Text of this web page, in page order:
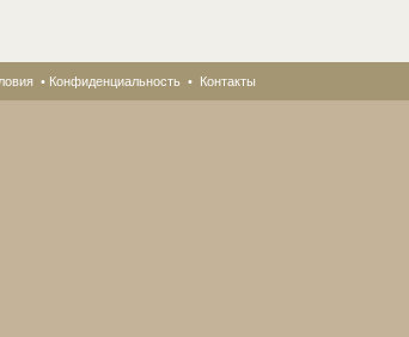
• Конфиденциальность • Контакты